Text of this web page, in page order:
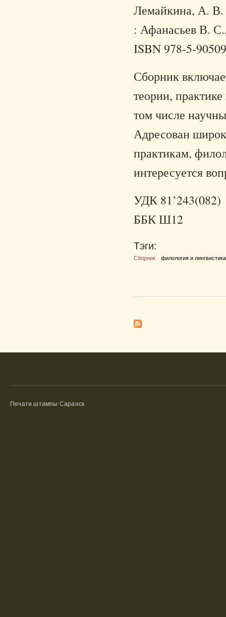
Лемайкина, А. В.
: Афанасьев В.
ISBN 978-5-
Сборник
теории,
том числе
Адресован
практикам,
интересуется
УДК 81’243(082)
ББК Ш12
Тэги:
Сборник филология и лингвистика
Печати штампы Саранск